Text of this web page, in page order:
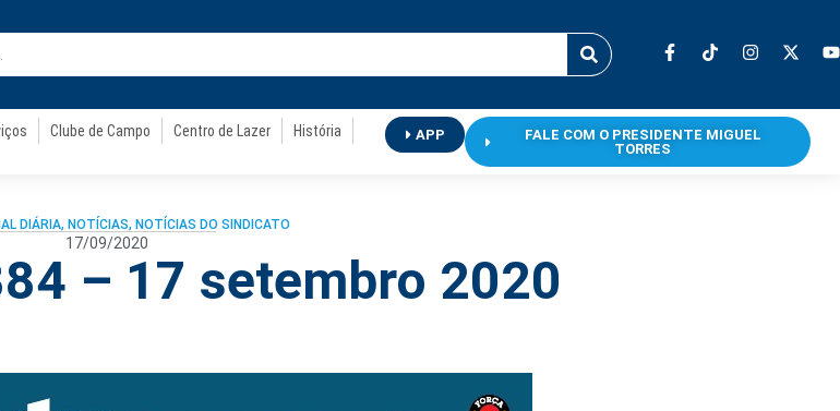
Clube de Campo Centro de Lazer
História
APP
FALE COM O PRESIDENTE MIGUEL
TORRES
DIÁRIA, NOTÍCIAS, NOTÍCIAS DO SINDICATO
17/09/2020
– 17 setembro 2020